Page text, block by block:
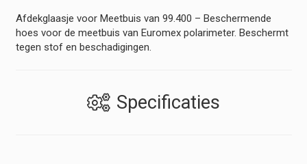
Afdekglaasje voor Meetbuis van 99.400 – Beschermende
hoes voor de meetbuis van Euromex polarimeter. Beschermt
tegen stof en beschadigingen.
Specificaties